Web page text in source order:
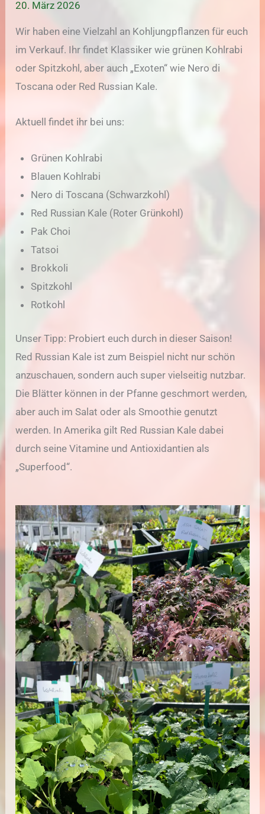
20. März 2026
Wir haben eine Vielzahl an Kohljungpflanzen für euch
im Verkauf. Ihr findet Klassiker wie grünen Kohlrabi
oder Spitzkohl, aber auch „Exoten“ wie Nero di
Toscana oder Red Russian Kale.
Aktuell findet ihr bei uns:
Grünen Kohlrabi
Blauen Kohlrabi
Nero di Toscana (Schwarzkohl)
Red Russian Kale (Roter Grünkohl)
Pak Choi
Tatsoi
Brokkoli
Spitzkohl
Rotkohl
Unser Tipp: Probiert euch durch in dieser Saison!
Red Russian Kale ist zum Beispiel nicht nur schön
anzuschauen, sondern auch super vielseitig nutzbar.
Die Blätter können in der Pfanne geschmort werden,
aber auch im Salat oder als Smoothie genutzt
werden. In Amerika gilt Red Russian Kale dabei
durch seine Vitamine und Antioxidantien als
„Superfood“.